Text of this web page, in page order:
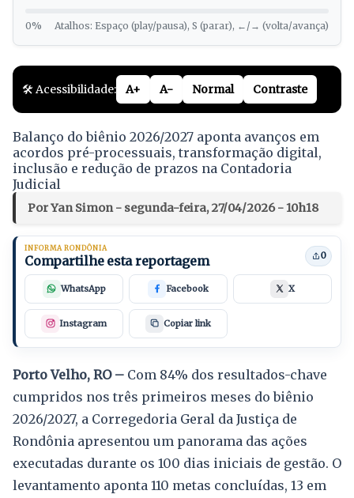
0% Atalhos: Espaço (play/pausa), S (parar), ←/→ (volta/avança)
🛠️ Acessibilidade: A+ A- Normal Contraste
Balanço do biênio 2026/2027 aponta avanços em
acordos pré-processuais, transformação digital,
inclusão e redução de prazos na Contadoria
Judicial
Por Yan Simon - segunda-feira, 27/04/2026 - 10h18
INFORMA RONDÔNIA
Compartilhe esta reportagem 0
WhatsApp Facebook X
Instagram Copiar link
Porto Velho, RO – Com 84% dos resultados-chave
cumpridos nos três primeiros meses do biênio
2026/2027, a Corregedoria Geral da Justiça de
Rondônia apresentou um panorama das ações
executadas durante os 100 dias iniciais de gestão. O
levantamento aponta 110 metas concluídas, 13 em